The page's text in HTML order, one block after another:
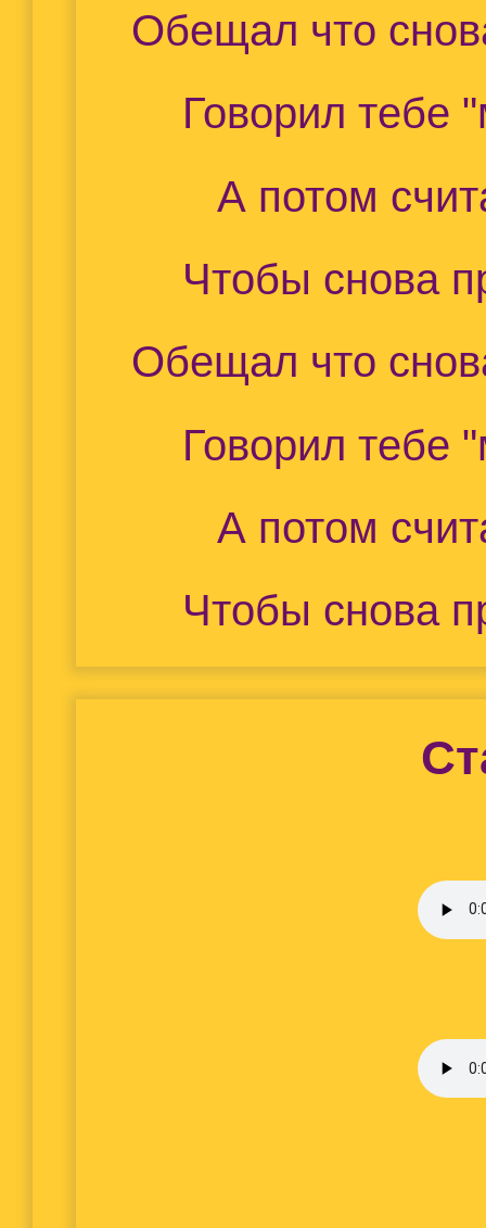
Обещал что
Говорил тебе
А потом
Чтобы снова
Обещал что
Говорил тебе
А потом
Чтобы снова